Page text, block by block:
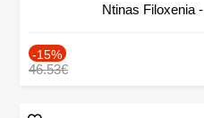
Ntinas Filoxenia -
-15%
46.53€